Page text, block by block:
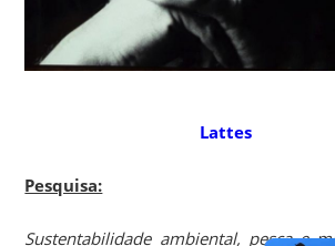
Lattes
Pesquisa:
Sustentabilidade ambiental, pesca e